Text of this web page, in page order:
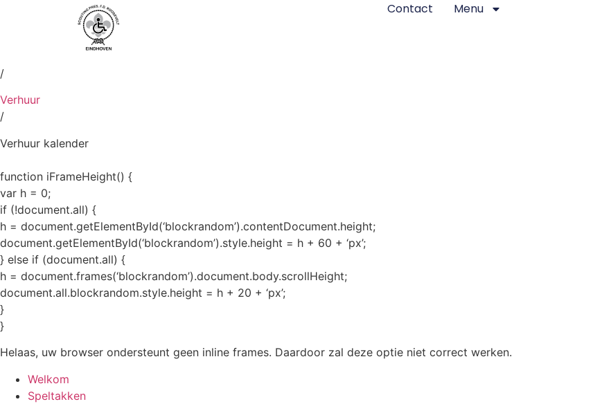
Contact Menu
/
Verhuur
/
Verhuur kalender
function iFrameHeight() {
var h = 0;
if (!document.all) {
h = document.getElementById(‘blockrandom’).contentDocument.height;
document.getElementById(‘blockrandom’).style.height = h + 60 + ‘px’;
} else if (document.all) {
h = document.frames(‘blockrandom’).document.body.scrollHeight;
document.all.blockrandom.style.height = h + 20 + ‘px’;
}
}
Helaas, uw browser ondersteunt geen inline frames. Daardoor zal deze optie niet correct werken.
Welkom
Speltakken